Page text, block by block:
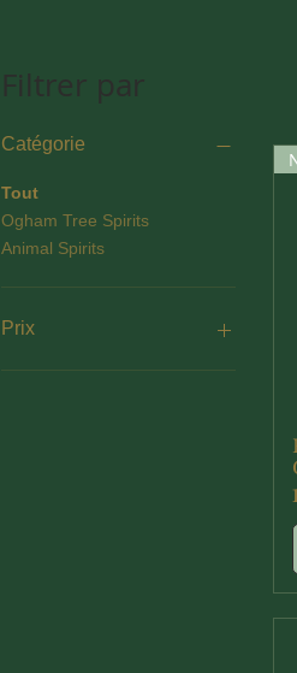
Filtrer par
Catégorie
Tout
Ogham Tree Spirits
Animal Spirits
Prix